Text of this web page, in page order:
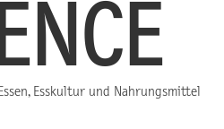
Esskultur und Nahrungsmittel